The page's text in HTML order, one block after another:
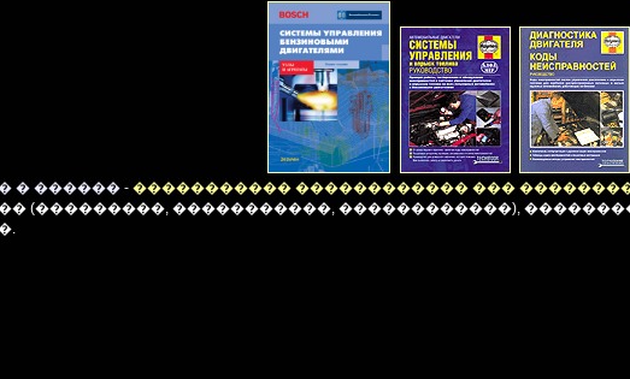
� ������ - ����������� ������������ ���
(���������, �����������, ������������),